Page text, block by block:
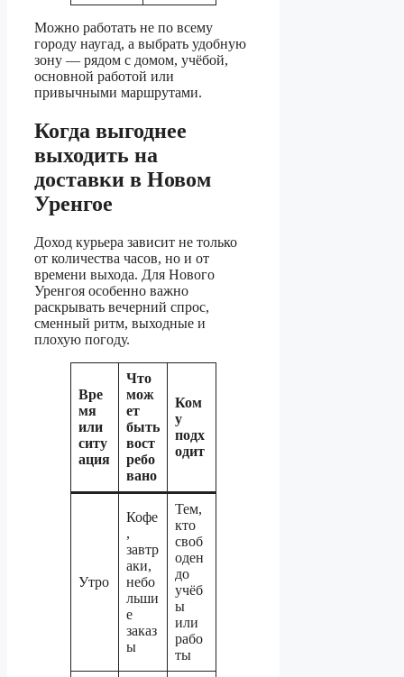
Можно работать не по всему
городу наугад, а выбрать удобную
зону — рядом с домом, учёбой,
основной работой или
привычными маршрутами.
Когда выгоднее
выходить на
доставки в Новом
Уренгое
Доход курьера зависит не только
от количества часов, но и от
времени выхода. Для Нового
Уренгоя особенно важно
раскрывать вечерний спрос,
сменный ритм, выходные и
плохую погоду.
Вре
мя
или
ситу
ация
Что
мож
ет
быть
вост
ребо
вано
Ком
у
подх
одит
Утро
Кофе
,
завтр
аки,
небо
льши
е
заказ
ы
Тем,
кто
своб
оден
до
учёб
ы
или
рабо
ты